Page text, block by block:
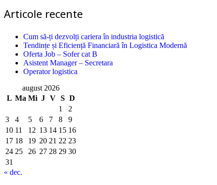
Articole recente
Cum să-ți dezvolți cariera în industria logistică
Tendințe și Eficiență Financiară în Logistica Modernă
Oferta Job – Sofer cat B
Asistent Manager – Secretara
Operator logistica
august 2026
L Ma Mi J V S D
1
2
3
4 5 6 7 8
9
10 11 12 13 14 15 16
17 18 19 20 21 22 23
24 25 26 27 28 29 30
31
« dec.